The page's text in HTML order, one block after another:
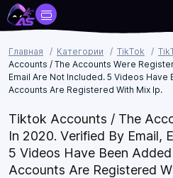
Главная Категории TikTok
Accounts / The Accounts Were
Email Are Not Included. 5 Videos Have
Accounts Are Registered With Mix Ip.
Tiktok Accounts / The
In 2020. Verified By Email,
5 Videos Have Been
Accounts Are Registered